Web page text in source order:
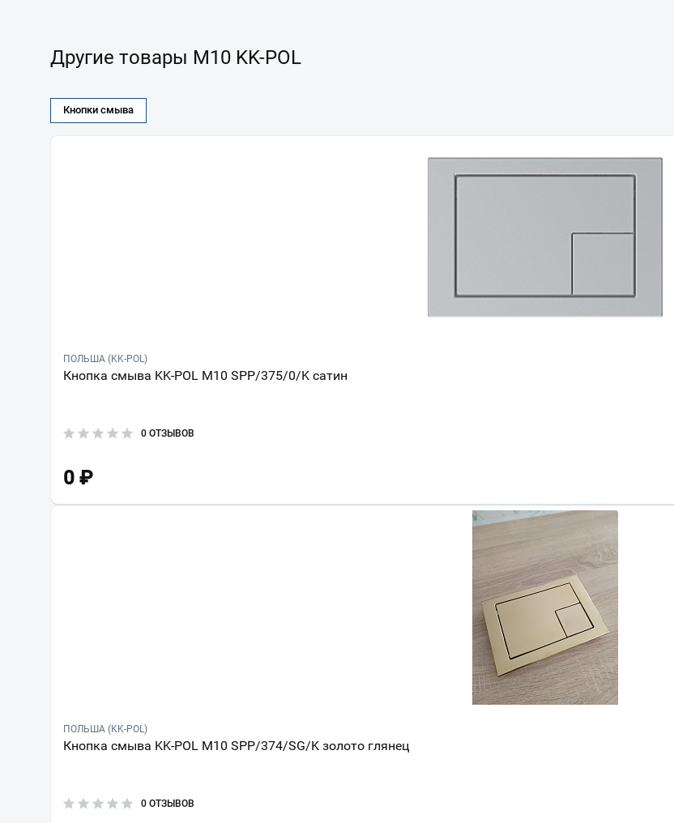
Другие товары M10 KK-POL
Кнопки смыва
ПОЛЬША (KK-POL)
Кнопка смыва KK-POL M10 SPP/375/0/K сатин
0 ОТЗЫВОВ
0 ₽
ПОЛЬША (KK-POL)
Кнопка смыва KK-POL M10 SPP/374/SG/K золото глянец
0 ОТЗЫВОВ
Мурманск